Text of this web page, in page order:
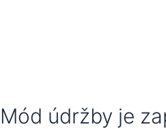
Mód údržby je